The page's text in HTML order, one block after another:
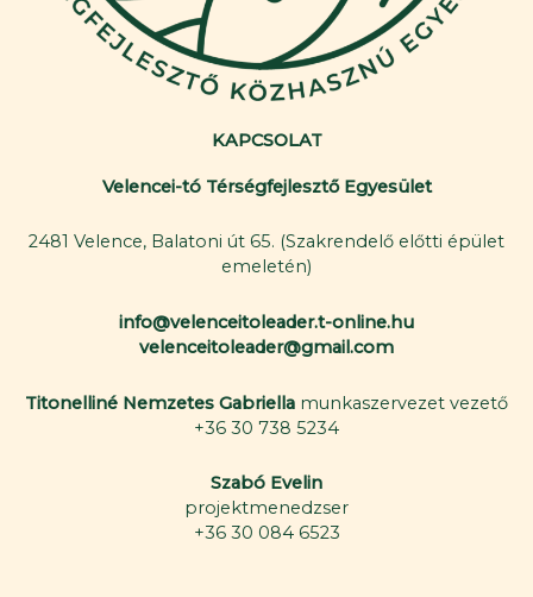
KAPCSOLAT
Velencei-tó Térségfejlesztő Egyesület
2481 Velence, Balatoni út 65. (Szakrendelő előtti épület
emeletén)
info@velenceitoleader.t-online.hu
velenceitoleader@gmail.com
Titonelliné Nemzetes Gabriella munkaszervezet vezető
+36 30 738 5234
Szabó Evelin
projektmenedzser
+36 30 084 6523